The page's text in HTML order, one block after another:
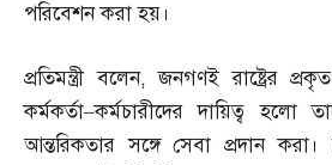
পরিবেশন করা হয়।
প্রতিমন্ত্রী বলেন,জনগণই রাষ্ট্রের
কর্মকর্তা–কর্মচারীদের দায়িত্ব হলো
আন্তরিকতার সঙ্গে সেবা প্রদান করা।